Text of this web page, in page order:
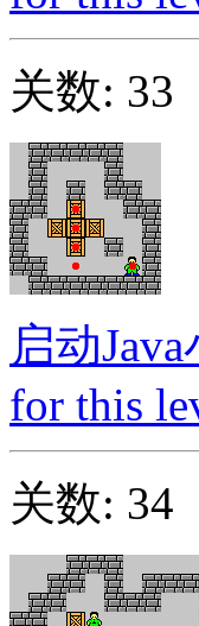
关数: 33
启动
for this
关数: 34